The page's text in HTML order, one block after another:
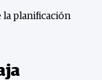
planificación